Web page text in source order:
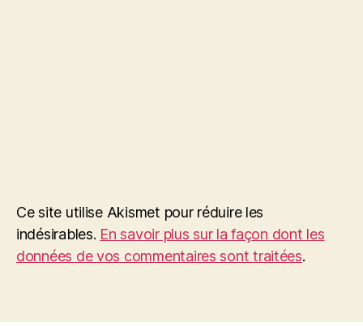
Ce site utilise Akismet pour réduire les
indésirables. En savoir plus sur la façon dont les
données de vos commentaires sont traitées.